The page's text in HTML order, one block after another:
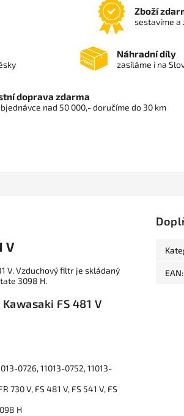
Zboží
sestavíme a
Náhradní díly
zasíláme i na
doprava zdarma
nad 50 000,- doručíme do 30 km
V
V. Vzduchový filtr je skládaný
3098 H.
FS 481 V
0726, 11013-0752, 11013-
730 V, FS 481 V, FS 541 V, FS
H
EAN: